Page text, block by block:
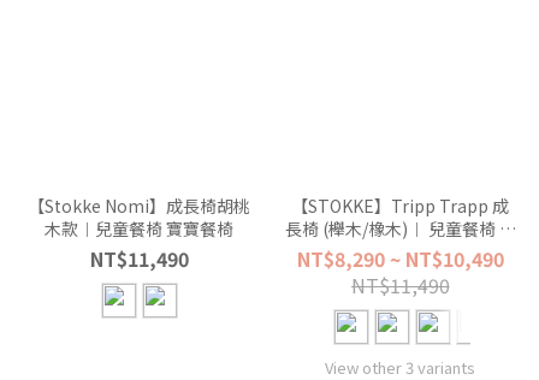
【Stokke Nomi】成長椅胡桃
木款︱兒童餐椅 寶寶餐椅
NT$11,490
【STOKKE】Tripp Trapp 成
長椅 (櫸木/橡木)︱ 兒童餐椅 嬰
兒椅
NT$8,290 ~ NT$10,490
NT$11,490
View other 3 variants